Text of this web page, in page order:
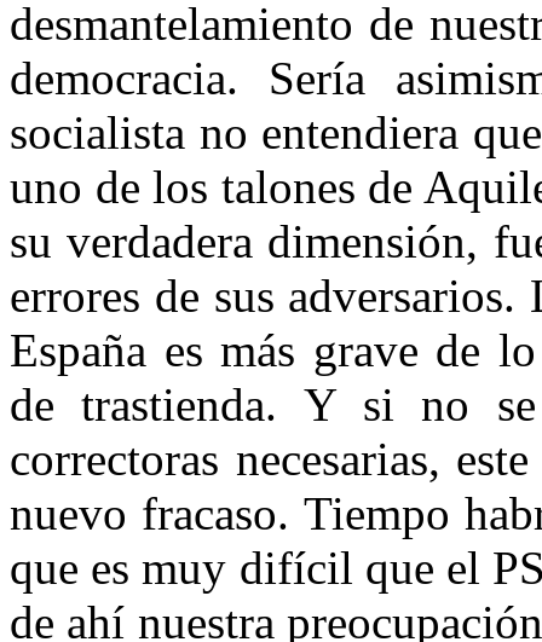
desmantelamiento de
democracia. Sería
socialista no entendiera
uno de los talones de
su verdadera dimensión,
errores de sus
España es más grave de
de trastienda. Y si no se
correctoras necesarias,
nuevo fracaso. Tiempo
que es muy difícil que el
de ahí nuestra